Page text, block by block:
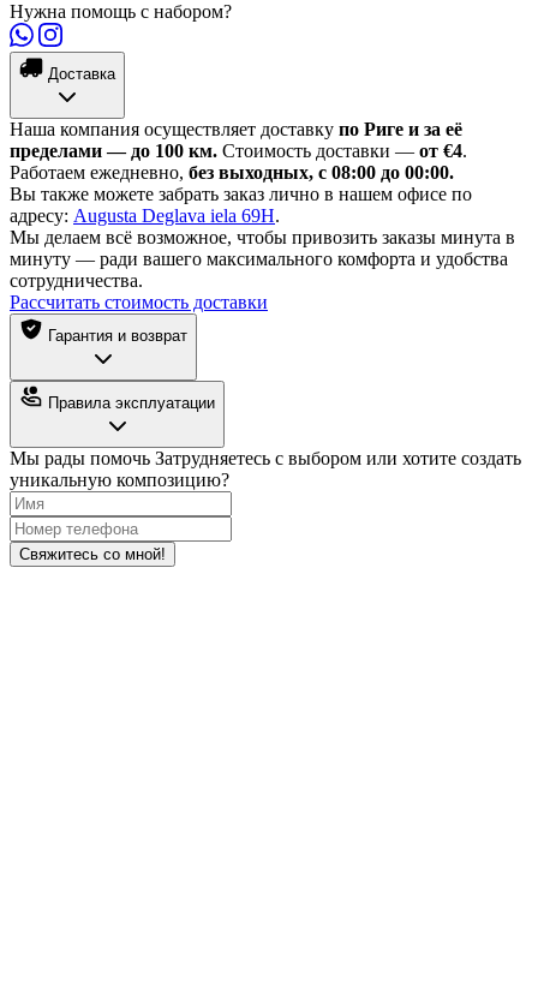
Нужна помощь с набором?
Доставка
Наша компания осуществляет доставку по Риге и за её
пределами — до 100 км. Стоимость доставки — от €4.
Работаем ежедневно, без выходных, с 08:00 до 00:00.
Вы также можете забрать заказ лично в нашем офисе по
адресу: Augusta Deglava iela 69H.
Мы делаем всё возможное, чтобы привозить заказы минута в
минуту — ради вашего максимального комфорта и удобства
сотрудничества.
Рассчитать стоимость доставки
Гарантия и возврат
Правила эксплуатации
Мы рады помочь Затрудняетесь с выбором или хотите создать
уникальную композицию?
Свяжитесь со мной!